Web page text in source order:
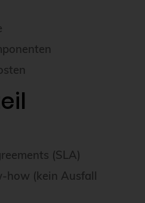
(SLA)
how (kein Ausfall